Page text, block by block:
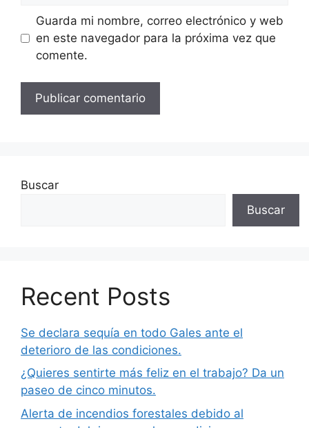
Guarda mi nombre, correo electrónico y web
en este navegador para la próxima vez que
comente.
Buscar
Buscar
Recent Posts
Se declara sequía en todo Gales ante el
deterioro de las condiciones.
¿Quieres sentirte más feliz en el trabajo? Da un
paseo de cinco minutos.
Alerta de incendios forestales debido al